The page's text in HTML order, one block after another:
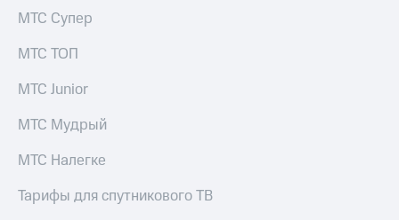
МТС Супер
МТС ТОП
МТС Junior
МТС Мудрый
МТС Налегке
Тарифы для спутникового ТВ